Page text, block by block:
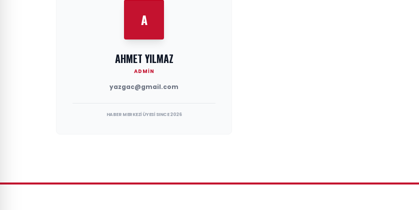
A
AHMET YILMAZ
ADMIN
yazgac@gmail.com
HABER MERKEZİ ÜYESİ SINCE 2026